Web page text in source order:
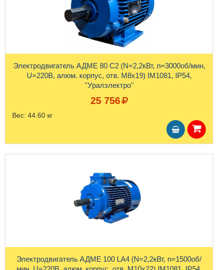
Электродвигатель АДМЕ 80 С2 (N=2,2кВт, n=3000об/мин,
U=220В, алюм. корпус, отв. М8х19) IM1081, IP54,
''Уралэлектро''
25 756
Вес: 44.60 кг
Электродвигатель АДМЕ 100 LA4 (N=2,2кВт, n=1500об/